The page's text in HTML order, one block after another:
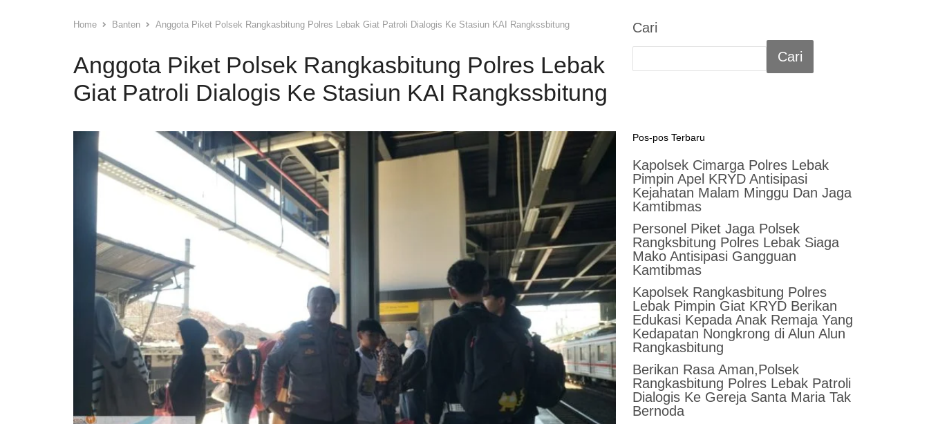
Home Banten Anggota Piket Polsek Rangkasbitung Polres Lebak Giat Patroli Dialogis Ke Stasiun KAI Rangkssbitung
Anggota Piket Polsek Rangkasbitung Polres Lebak
Giat Patroli Dialogis Ke Stasiun KAI Rangkssbitung
Cari
Cari
Pos-pos Terbaru
Kapolsek Cimarga Polres Lebak
Pimpin Apel KRYD Antisipasi
Kejahatan Malam Minggu Dan Jaga
Kamtibmas
Personel Piket Jaga Polsek
Rangksbitung Polres Lebak Siaga
Mako Antisipasi Gangguan
Kamtibmas
Kapolsek Rangkasbitung Polres
Lebak Pimpin Giat KRYD Berikan
Edukasi Kepada Anak Remaja Yang
Kedapatan Nongkrong di Alun Alun
Rangkasbitung
Berikan Rasa Aman,Polsek
Rangkasbitung Polres Lebak Patroli
Dialogis Ke Gereja Santa Maria Tak
Bernoda